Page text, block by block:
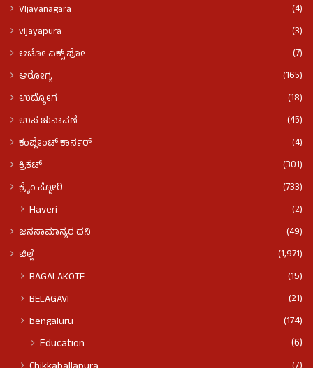
VIjayanagara
(4)
vijayapura
(3)
ಆಟೋ ಎಕ್ಸ್ ಪೋ
(7)
ಆರೋಗ್ಯ
(165)
ಉದ್ಯೋಗ
(18)
ಉಪ ಚುನಾವಣೆ
(45)
ಕಂಪ್ಲೇಂಟ್ ಕಾರ್ನರ್
(4)
ಕ್ರಿಕೆಟ್
(301)
ಕ್ರೈಂ ಸ್ಟೋರಿ
(733)
Haveri (2)
ಜನಸಾಮಾನ್ಯರ ದನಿ
(49)
ಜಿಲ್ಲೆ
(1,971)
BAGALAKOTE
(15)
BELAGAVI
(21)
bengaluru
(174)
Education (6)